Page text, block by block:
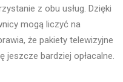
z obu usług. Dzięki
mogą liczyć na
że pakiety telewizyjne
jeszcze bardziej opłacalne.